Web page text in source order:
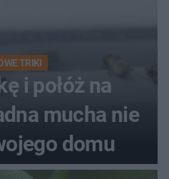
TRIKI
i połóż na
mucha nie
domu